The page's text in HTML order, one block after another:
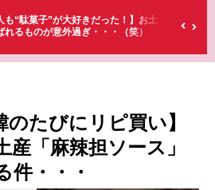
【そんなものまで買っていくの？】日本のド
ラストで韓国人が買うものがちょっと…
のたびにリピ買い】
産「麻辣担ソース」
件・・・